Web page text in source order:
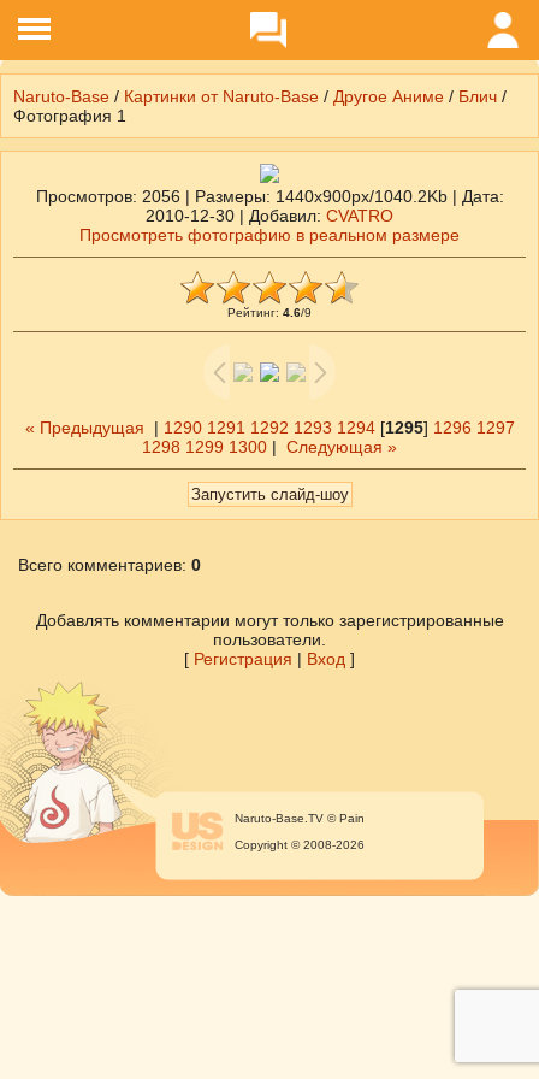
Naruto-Base / Картинки от Naruto-Base / Другое Аниме / Блич /
Фотография 1
Просмотров: 2056 | Размеры: 1440x900px/1040.2Kb | Дата:
2010-12-30 | Добавил: CVATRO
Просмотреть фотографию в реальном размере
Рейтинг: 4.6/9
« Предыдущая | 1290 1291 1292 1293 1294[1295] 1296 1297
1298 1299 1300 | Следующая »
Всего комментариев: 0
Добавлять комментарии могут только зарегистрированные
пользователи.
[ Регистрация | Вход ]
Naruto-Base.TV © Pain
Copyright © 2008-2026